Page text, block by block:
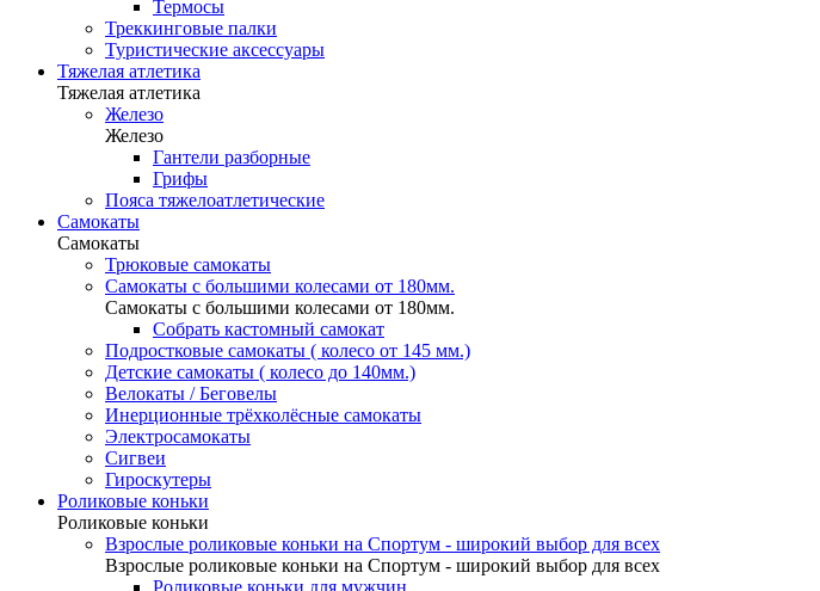
Термосы
Треккинговые палки
Туристические аксессуары
Тяжелая атлетика
Тяжелая атлетика
Железо
Железо
Гантели разборные
Грифы
Пояса тяжелоатлетические
Самокаты
Самокаты
Трюковые самокаты
Самокаты с большими колесами от 180мм.
Самокаты с большими колесами от 180мм.
Собрать кастомный самокат
Подростковые самокаты ( колесо от 145 мм.)
Детские самокаты ( колесо до 140мм.)
Велокаты / Беговелы
Инерционные трёхколёсные самокаты
Электросамокаты
Сигвеи
Гироскутеры
Роликовые коньки
Роликовые коньки
Взрослые роликовые коньки на Спортум - широкий выбор для всех
Взрослые роликовые коньки на Спортум - широкий выбор для всех
Роликовые коньки для мужчин